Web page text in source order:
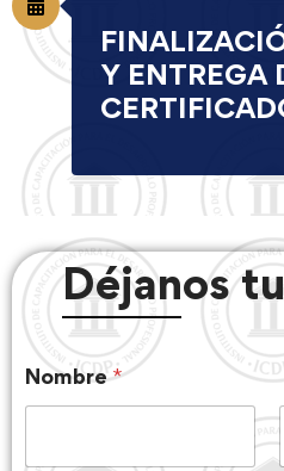
Y ENTREGA
Déjanos
Nombre*